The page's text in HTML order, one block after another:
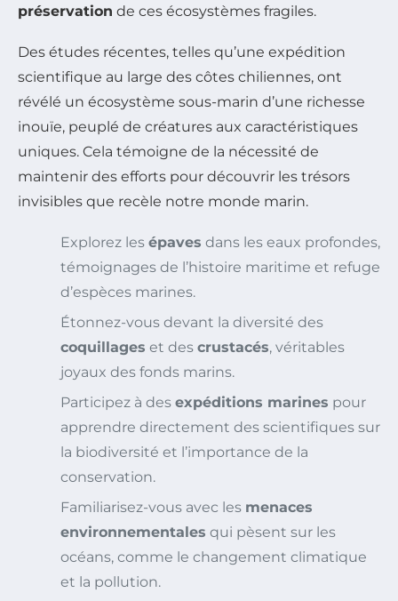
préservation de ces écosystèmes fragiles.
Des études récentes, telles qu’une expédition
scientifique au large des côtes chiliennes, ont
révélé un écosystème sous-marin d’une richesse
inouïe, peuplé de créatures aux caractéristiques
uniques. Cela témoigne de la nécessité de
maintenir des efforts pour découvrir les trésors
invisibles que recèle notre monde marin.
Explorez les épaves dans les eaux profondes,
témoignages de l’histoire maritime et refuge
d’espèces marines.
Étonnez-vous devant la diversité des
coquillages et des crustacés, véritables
joyaux des fonds marins.
Participez à des expéditions marines pour
apprendre directement des scientifiques sur
la biodiversité et l’importance de la
conservation.
Familiarisez-vous avec les menaces
environnementales qui pèsent sur les
océans, comme le changement climatique
et la pollution.